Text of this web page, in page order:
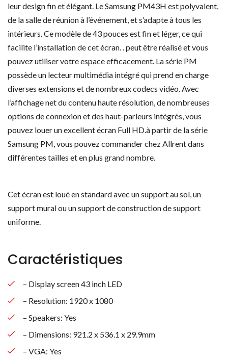
leur design fin et élégant. Le Samsung PM43H est polyvalent,
de la salle de réunion à l’événement, et s’adapte à tous les
intérieurs. Ce modèle de 43 pouces est fin et léger, ce qui
facilite l’installation de cet écran. . peut être réalisé et vous
pouvez utiliser votre espace efficacement. La série PM
possède un lecteur multimédia intégré qui prend en charge
diverses extensions et de nombreux codecs vidéo. Avec
l’affichage net du contenu haute résolution, de nombreuses
options de connexion et des haut-parleurs intégrés, vous
pouvez louer un excellent écran Full HD.à partir de la série
Samsung PM, vous pouvez commander chez Allrent dans
différentes tailles et en plus grand nombre.
Cet écran est loué en standard avec un support au sol, un
support mural ou un support de construction de support
uniforme.
Caractéristiques
– Display screen 43 inch LED
– Resolution: 1920 x 1080
– Speakers: Yes
– Dimensions: 921.2 x 536.1 x 29.9mm
– VGA: Yes